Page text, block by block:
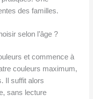
des familles.
selon l’âge ?
et commence à
couleurs maximum,
Il suffit alors
sans lecture